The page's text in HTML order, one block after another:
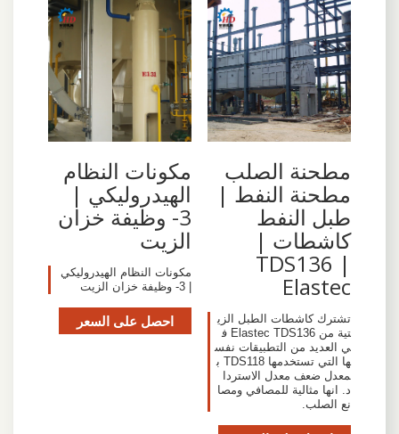
مطحنة الصلب
مطحنة النفط |
طبل النفط
كاشطات |
TDS136 |
Elastec
تشترك كاشطات الطبل الزي
تية من Elastec TDS136 ف
ي العديد من التطبيقات نفس
ها التي تستخدمها TDS118 ب
معدل ضعف معدل الاستردا
د. انها مثالية للمصافي ومصا
نع الصلب.
مكونات النظام
الهيدروليكي |
3- وظيفة خزان
الزيت
مكونات النظام الهيدروليكي
| 3- وظيفة خزان الزيت
احصل على السعر